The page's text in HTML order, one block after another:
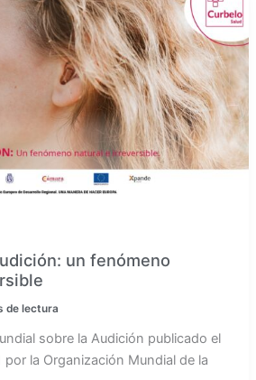
un fenómeno
de lectura
sobre la Audición publicado el
la Organización Mundial de la